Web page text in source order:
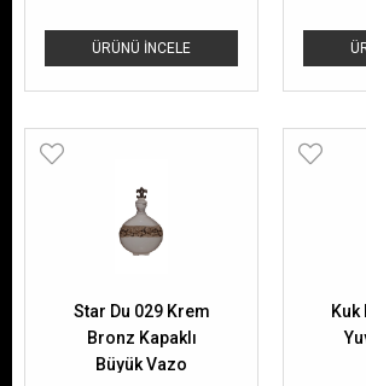
ÜRÜNÜ İNCELE
Star Du 029 Krem
Bronz Kapaklı
Büyük Vazo
Kuk